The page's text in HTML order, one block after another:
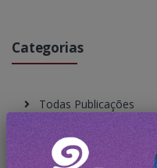
Categorias
Todas Publicações
Gramado